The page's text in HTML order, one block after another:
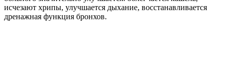
исчезают хрипы, улучшается дыхание, восстанавливается
дренажная функция бронхов.